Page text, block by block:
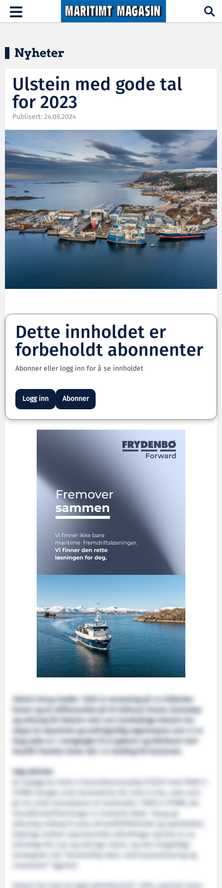
Hopp til hovedinnhold
Toggle
navigation
Nyheter
Ulstein med gode tal
for 2023
Publisert: 24.06.2024
Dette innholdet er
forbeholdt abonnenter
Abonner eller logg inn for å se innholdet
Logg inn Abonner
Ulstein Group hadde i 2023 ei omsetning på 1,4 milliardar
kroner og eit driftsresultat på 49 millionar kroner. Kunnskap
og erfaring frå Ulsteins meir enn hundreårige historie har
skapt ein dynamisk og endringsvillig organisasjon som vi no
dreg nytte av i overgangen til ei grønare og etterkvart meir
fossilfri framtid, heiter det i ei melding frå konsernet.
Høg aktivitet
Av nybygg har heile ti havvindserviceskip (CSOV) med TWIN X-
STERN-skroget vorte kontraherte dei siste to åra, noko som
gir ein solid introduksjon til marknaden. TWIN X-STERN, der
hovudframdriftseiningar er monterte både i baug og
akterskip, bidreg til auka drivstoffeffektivitet og operabilitet.
Koplinga mellom operasjonelle utfordringar og bruk av ny
teknologi driv oss og næringa vidare, og våre langsiktige
strategiske mål “berekraftig vekst, internasjonalisering og
innovasjon” ligg fast.
Ulstein har hatt eit høgt aktivitetsnivå i 2023, spesielt innan